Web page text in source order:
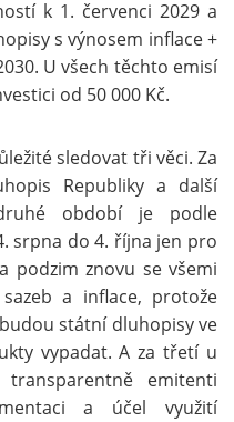
k 1. červenci 2029 a
s výnosem inflace +
U všech těchto emisí
od 50 000 Kč.
sledovat tři věci. Za
Republiky a další
období je podle
srpna do 4. října jen pro
podzim znovu se všemi
a inflace, protože
státní dluhopisy ve
vypadat. A za třetí u
emitenti
a účel využití